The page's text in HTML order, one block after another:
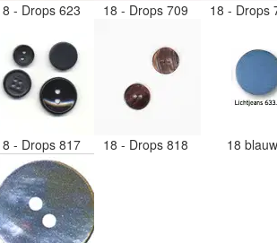
- Drops 623 18 - Drops 709 18 - Drops
- Drops 817 18 - Drops 818 18 blauw